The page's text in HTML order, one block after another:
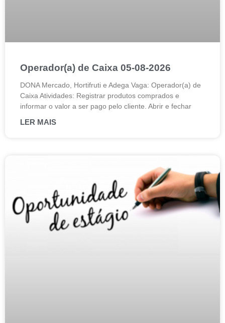
Operador(a) de Caixa 05-08-2026
DONA Mercado, Hortifruti e Adega Vaga: Operador(a) de
Caixa Atividades: Registrar produtos comprados e
informar o valor a ser pago pelo cliente. Abrir e fechar
LER MAIS